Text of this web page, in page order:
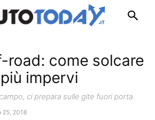
road: come solcare
impervi
ci prepara sulle gite fuori porta.
25, 2018